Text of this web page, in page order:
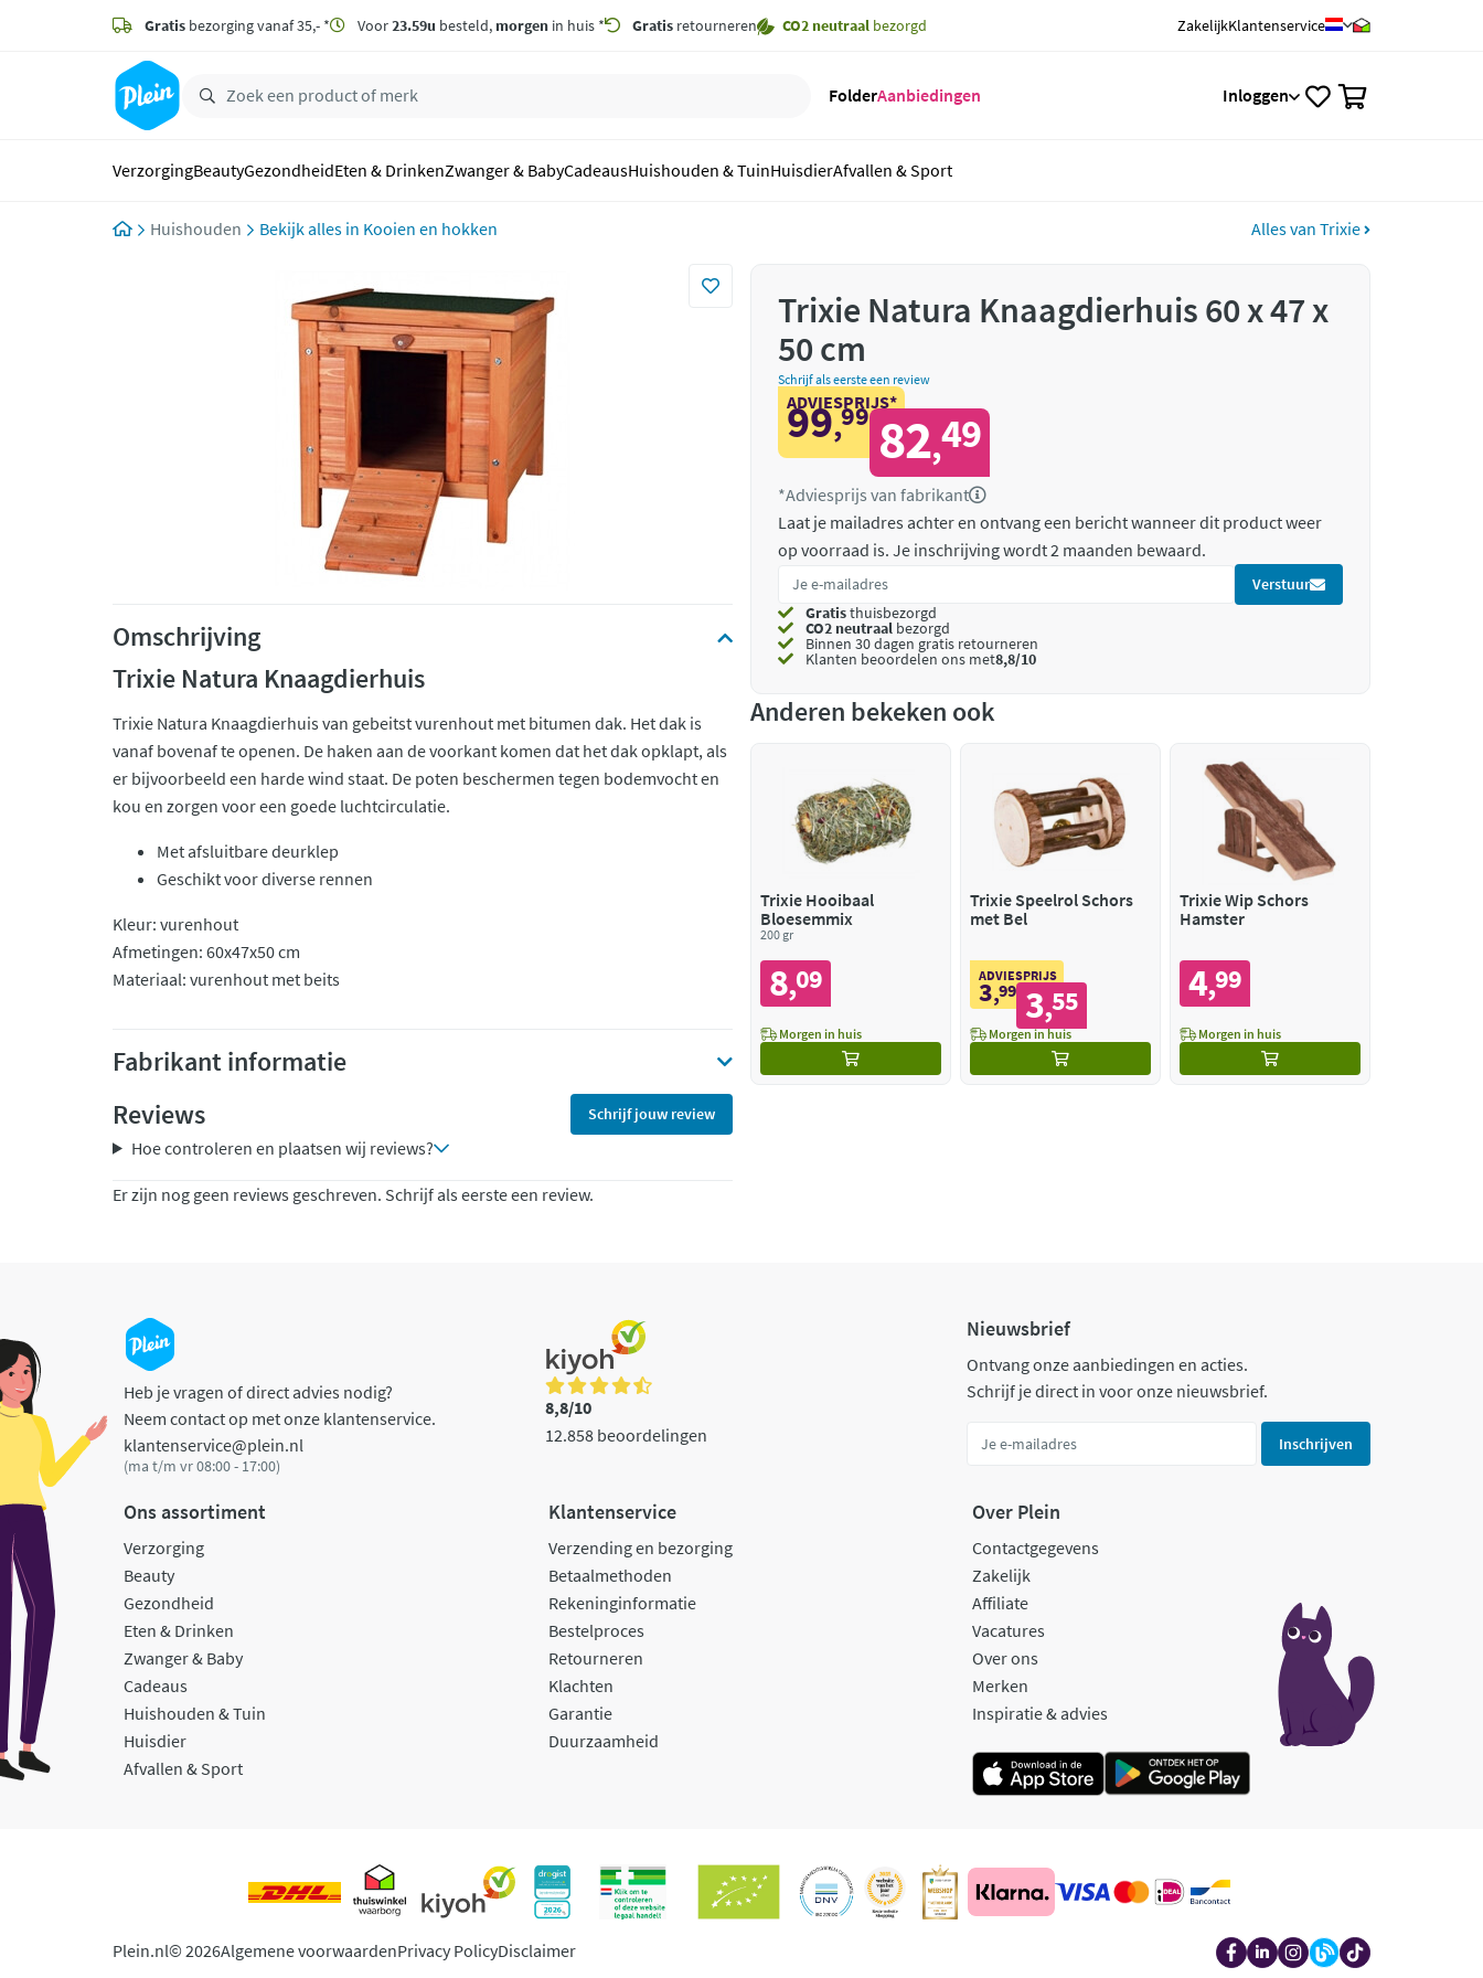
zoeken
hoofdinhoud
Gratis bezorging vanaf 35,- * Voor23.59u besteld, morgen in huis * Gratis retourneren CO2 neutraal bezorgd ZakelijkKlantenservice
FolderAanbiedingen Inloggen
VerzorgingBeautyGezondheidEten & DrinkenZwanger & BabyCadeausHuishouden & TuinHuisdierAfvallen & Sport
Huishouden Kooien en hokken Alles van Trixie
Omschrijving
Trixie Natura Knaagdierhuis
Trixie Natura Knaagdierhuis van gebeitst vurenhout met bitumen dak. Het dak is
vanaf bovenaf te openen. De haken aan de voorkant komen dat het dak opklapt, als
er bijvoorbeeld een harde wind staat. De poten beschermen tegen bodemvocht en
kou en zorgen voor een goede luchtcirculatie.
Met afsluitbare deurklep
Geschikt voor diverse rennen
Kleur: vurenhout
Afmetingen: 60x47x50 cm
Materiaal: vurenhout met beits
Fabrikant informatie
Reviews
Schrijf jouw review
Hoe controleren en plaatsen wij reviews?
Er zijn nog geen reviews geschreven. Schrijf als eerste een review.
Trixie Natura Knaagdierhuis 60 x 47 x
50 cm
Schrijf als eerste een review
ADVIESPRIJS*
99,99 82,49
*Adviesprijs van fabrikant
Laat je mailadres achter en ontvang een bericht wanneer dit product weer
op voorraad is. Je inschrijving wordt 2 maanden bewaard.
Verstuur
Gratisthuisbezorgd
CO2 neutraal bezorgd
Binnen 30 dagen gratis retourneren
Klanten beoordelen ons met8,8/10
Anderen bekeken ook
Trixie Hooibaal
Bloesemmix
200 gr
8,09
Morgen in huis
Trixie Speelrol Schors
met Bel
ADVIESPRIJS
3,99 3,55
Morgen in huis
Trixie Wip Schors
Hamster
4,99
Morgen in huis
Heb je vragen of direct advies nodig?
Neem contact op met onze klantenservice.
klantenservice@plein.nl
(ma t/m vr 08:00 - 17:00)
8,8/10
12.858 beoordelingen
Nieuwsbrief
Ontvang onze aanbiedingen en acties.
Schrijf je direct in voor onze nieuwsbrief.
Inschrijven
Ons assortiment
Verzorging
Beauty
Gezondheid
Eten & Drinken
Zwanger & Baby
Cadeaus
Huishouden & Tuin
Huisdier
Afvallen & Sport
Klantenservice
Verzending en bezorging
Betaalmethoden
Rekeninginformatie
Bestelproces
Retourneren
Klachten
Garantie
Duurzaamheid
Over Plein
Contactgegevens
Zakelijk
Affiliate
Vacatures
Over ons
Merken
Inspiratie & advies
Plein.nl© 2026Algemene voorwaardenPrivacy PolicyDisclaimer